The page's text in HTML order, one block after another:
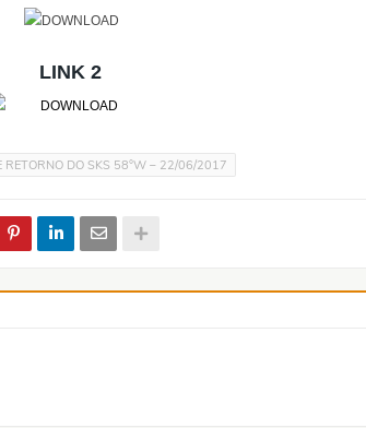
LINK 2
RETORNO DO SKS 58°W – 22/06/2017